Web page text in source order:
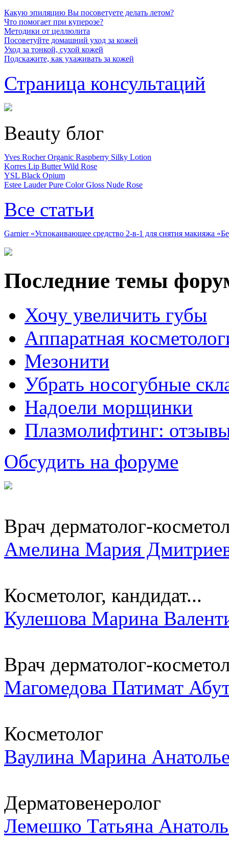
Какую эпиляцию Вы посоветуете делать летом?
Что помогает при куперозе?
Методики от целлюлита
Посоветуйте домашний уход за кожей
Уход за тонкой, сухой кожей
Подскажите, как ухаживать за кожей
Страница консультаций
Beauty блог
Yves Rocher Organic Raspberry Silky Lotion
Korres Lip Butter Wild Rose
YSL Black Opium
Estee Lauder Pure Color Gloss Nude Rose
Все статьи
Garnier «Успокаивающее средство 2-в-1 для снятия макияжа
Последние темы
Хочу увеличить губы
Аппаратная
Мезонити
Убрать носогубные
Надоели морщинки
Плазмолифтинг:
Обсудить на форуме
Врач дерматолог-
Амелина Мария
Косметолог, кандидат...
Кулешова Марина
Врач дерматолог-
Магомедова Патимат
Косметолог
Ваулина Марина
Дерматовенеролог
Лемешко Татьяна